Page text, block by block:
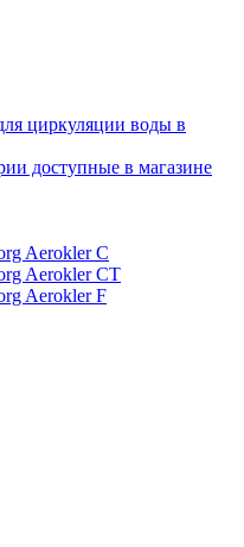
доступные в магазине
Aerokler C
Aerokler CT
Aerokler F